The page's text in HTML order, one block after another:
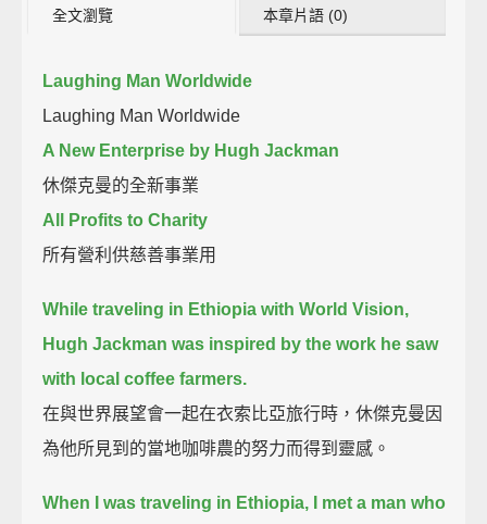
全文瀏覽 本章片語 (0)
Laughing Man Worldwide
Laughing Man Worldwide
A New Enterprise by Hugh Jackman
休傑克曼的全新事業
All Profits to Charity
所有營利供慈善事業用
While traveling in Ethiopia with World Vision,
Hugh Jackman was inspired by the work he saw
with local coffee farmers.
在與世界展望會一起在衣索比亞旅行時，休傑克曼因
為他所見到的當地咖啡農的努力而得到靈感。
When I was traveling in Ethiopia, I met a man who